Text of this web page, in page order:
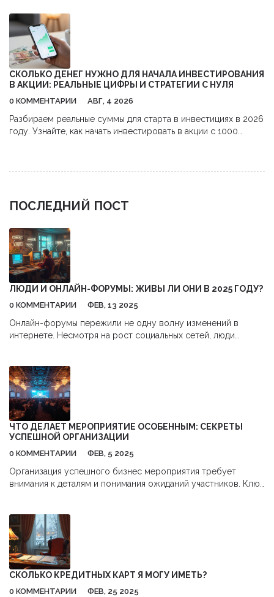
СКОЛЬКО ДЕНЕГ НУЖНО ДЛЯ НАЧАЛА ИНВЕСТИРОВАНИЯ
В АКЦИИ: РЕАЛЬНЫЕ ЦИФРЫ И СТРАТЕГИИ С НУЛЯ
0 КОММЕНТАРИИ АВГ, 4 2026
Разбираем реальные суммы для старта в инвестициях в 2026
году. Узнайте, как начать инвестировать в акции с 1000
ПОСЛЕДНИЙ ПОСТ
ЛЮДИ И ОНЛАЙН-ФОРУМЫ: ЖИВЫ ЛИ ОНИ В 2025 ГОДУ?
0 КОММЕНТАРИИ ФЕВ, 13 2025
Онлайн-форумы пережили не одну волну изменений в
интернете. Несмотря на рост социальных сетей, люди
дают возможность не только обменяться опытом, но и найти
ответы на бизнес-вопросы. В статье рассмотрены причины
оживления интереса к форумам и даны советы по их
эффективному использованию.
ЧТО ДЕЛАЕТ МЕРОПРИЯТИЕ ОСОБЕННЫМ: СЕКРЕТЫ
УСПЕШНОЙ ОРГАНИЗАЦИИ
0 КОММЕНТАРИИ ФЕВ, 5 2025
Организация успешного бизнес мероприятия требует
внимания к деталям и понимания ожиданий участников. Ключ
раскрываются секреты планирования, советы по выбору
площадки и важность интерактивных элементов. Учитывая
предпочтения участников, можно достигнуть впечатляющих
результатов, превзойдя их ожидания. Узнайте, что делает
бизнес мероприятие по-настоящему особенным.
СКОЛЬКО КРЕДИТНЫХ КАРТ Я МОГУ ИМЕТЬ?
0 КОММЕНТАРИИ ФЕВ, 25 2025